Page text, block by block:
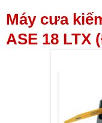
Máy cưa
ASE 18 LTX